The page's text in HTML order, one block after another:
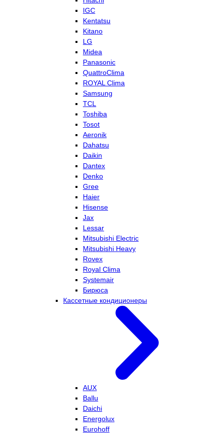
IGC
Kentatsu
Kitano
LG
Midea
Panasonic
QuattroClima
ROYAL Clima
Samsung
TCL
Toshiba
Tosot
Aeronik
Dahatsu
Daikin
Dantex
Denko
Gree
Haier
Hisense
Jax
Lessar
Mitsubishi Electric
Mitsubishi Heavy
Rovex
Royal Clima
Systemair
Бирюса
Кассетные кондиционеры
AUX
Ballu
Daichi
Energolux
Eurohoff